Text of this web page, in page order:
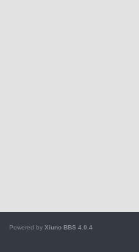
Powered by Xiuno BBS 4.0.4